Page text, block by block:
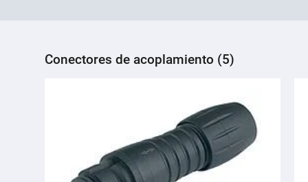
Conectores de acoplamiento (5)